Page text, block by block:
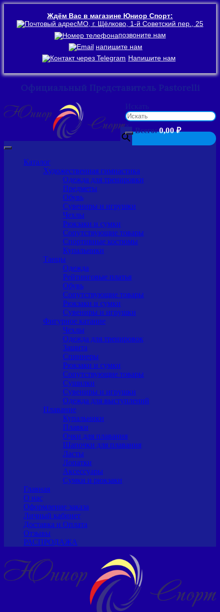
Ждём Вас в магазине Юниор Спорт:
МО, г. Щёлково, 1-й Советский пер., 25
позвоните нам
напишите нам
Напишите нам
Официальный Представитель Pastorelli
Перейти
к
содержимому
Искать
×
Всего:0,00₽
Каталог
Художественная гимнастика
Одежда для тренировки
Предметы
Обувь
Сувениры и игрушки
Чехлы
Рюкзаки и сумки
Сопутствующие товары
Спортивные костюмы
Купальники
Танцы
Одежда
Рейтинговые платья
Обувь
Сопутствующие товары
Рюкзаки и сумки
Сувениры и игрушки
Фигурное катание
Чехлы
Одежда для тренировок
Защита
Спиннеры
Рюкзаки и сумки
Сопутствующие товары
Сушилки
Сувениры и игрушки
Одежда для выступлений
Плавание
Купальники
Плавки
Очки для плавания
Шапочки для плавания
Ласты
Лопатки
Аксессуары
Сумки и рюкзаки
Главная
О нас
Оформление заказа
Личный кабинет
Доставка и Оплата
Отзывы
РАСПРОДАЖА